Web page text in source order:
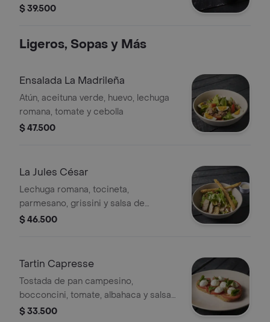
Ensalada Cesar con trozos de pollo,
$ 39.500
Ligeros, Sopas y Más
Ensalada La Madrileña
Atún, aceituna verde, huevo, lechuga
romana, tomate y cebolla
$ 47.500
La Jules César
Lechuga romana, tocineta,
parmesano, grissini y salsa de
anchoas
$ 46.500
Tartin Capresse
Tostada de pan campesino,
bocconcini, tomate, albahaca y salsa
pesto
$ 33.500